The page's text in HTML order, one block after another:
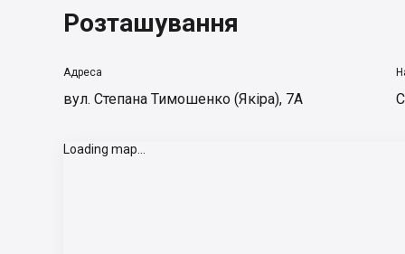
Розташування
Адреса
вул. Степана Тимошенко (Якіра), 7А
Loading map...